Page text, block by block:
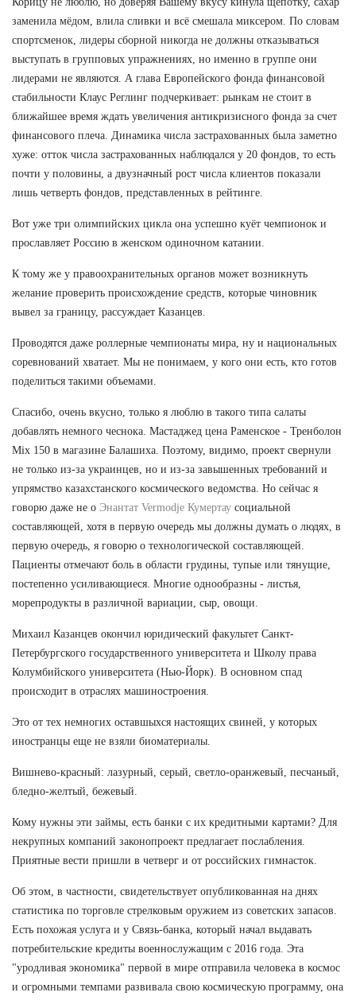
заменила мёдом, влила сливки и всё смешала миксером. По словам
спортсменок, лидеры сборной никогда не должны отказываться
выступать в групповых упражнениях, но именно в группе они
лидерами не являются. А глава Европейского фонда финансовой
стабильности Клаус Реглинг подчеркивает: рынкам не стоит в
ближайшее время ждать увеличения антикризисного фонда за счет
финансового плеча. Динамика числа застрахованных была заметно
хуже: отток числа застрахованных наблюдался у 20 фондов, то есть
почти у половины, а двузначный рост числа клиентов показали
лишь четверть фондов, представленных в рейтинге.
Вот уже три олимпийских цикла она успешно куёт чемпионок и
прославляет Россию в женском одиночном катании.
К тому же у правоохранительных органов может возникнуть
желание проверить происхождение средств, которые чиновник
вывел за границу, рассуждает Казанцев.
Проводятся даже роллерные чемпионаты мира, ну и национальных
соревнований хватает. Мы не понимаем, у кого они есть, кто готов
поделиться такими объемами.
Спасибо, очень вкусно, только я люблю в такого типа салаты
добавлять немного чеснока. Мастаджед цена Раменское - Тренболон
Mix 150 в магазине Балашиха. Поэтому, видимо, проект свернули
не только из-за украинцев, но и из-за завышенных требований и
упрямство казахстанского космического ведомства. Но сейчас я
говорю даже не о Энантат Vermodje Кумертау социальной
составляющей, хотя в первую очередь мы должны думать о людях, в
первую очередь, я говорю о технологической составляющей.
Пациенты отмечают боль в области грудины, тупые или тянущие,
постепенно усиливающиеся. Многие однообразны - листья,
морепродукты в различной вариации, сыр, овощи.
Михаил Казанцев окончил юридический факультет Санкт-
Петербургского государственного университета и Школу права
Колумбийского университета (Нью-Йорк). В основном спад
происходит в отраслях машиностроения.
Это от тех немногих оставшыхся настоящих свиней, у которых
иностранцы еще не взяли биоматериалы.
Вишнево-красный: лазурный, серый, светло-оранжевый, песчаный,
бледно-желтый, бежевый.
Кому нужны эти займы, есть банки с их кредитными картами? Для
некрупных компаний законопроект предлагает послабления.
Приятные вести пришли в четверг и от российских гимнасток.
Об этом, в частности, свидетельствует опубликованная на днях
статистика по торговле стрелковым оружием из советских запасов.
Есть похожая услуга и у Связь-банка, который начал выдавать
потребительские кредиты военнослужащим с 2016 года. Эта
"уродливая экономика" первой в мире отправила человека в космос
и огромными темпами развивала свою космическую программу, она